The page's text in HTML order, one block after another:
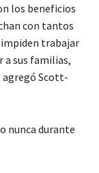
los beneficios
con tantos
impiden trabajar
a sus familias,
agregó Scott-
nunca durante